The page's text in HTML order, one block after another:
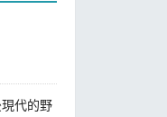
代的野